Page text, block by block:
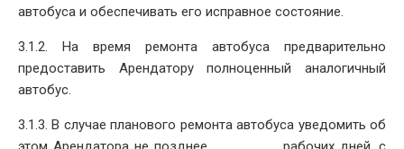
автобуса и обеспечивать его исправное состояние.
3.1.2. На время ремонта автобуса предварительно
предоставить Арендатору полноценный аналогичный
автобус.
3.1.3. В случае планового ремонта автобуса уведомить об